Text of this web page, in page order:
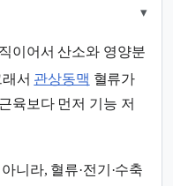
▾
이어서 산소와 영양분
래서 관상동맥 혈류가
육보다 먼저 기능 저
니라, 혈류·전기·수축